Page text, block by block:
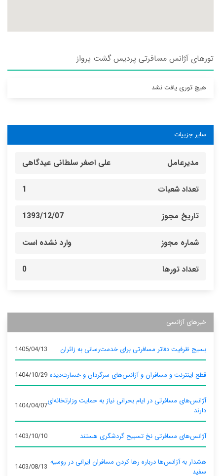
تورهای آژانس مسافرتی پرديس گشت پرواز
هیچ توری یافت نشد
سایر جزییات
مدیرعامل علی اصغر سلطانی عیدگاهی
تعداد شعبات 1
تاریخ مجوز 1393/12/07
شماره مجوز وارد نشده است
تعداد تورها 0
خبرهای آژانسی
بسیج ظرفیت دفاتر مسافرتی برای خدمت‌رسانی به زائران 1405/04/13
قطع اینترنت و مسافران و آژانس‌های سرگردان و خسارت‌دیده 1404/10/29
آژانس‌های مسافرتی در ایام بحرانی نیاز به حمایت وزارتخانه‌ای
دارند
1404/04/07
آژانس‌های مسافرتی نخ تسبیح گردشگری هستند 1403/10/10
هشدار به آژانس‌ها درباره رها کردن مسافران ایرانی در روسیه
سفید
1403/08/13